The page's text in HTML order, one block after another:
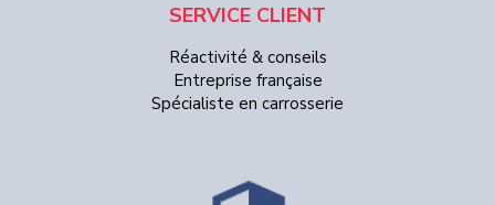
SERVICE CLIENT
Réactivité & conseils
Entreprise française
Spécialiste en carrosserie